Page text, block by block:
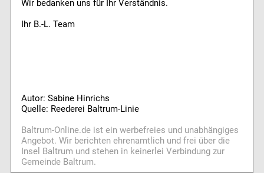
Wir bedanken uns für Ihr Verständnis.
Ihr B.-L. Team
Autor: Sabine Hinrichs
Quelle: Reederei Baltrum-Linie
Baltrum-Online.de ist ein werbefreies und unabhängiges
Angebot. Wir berichten ehrenamtlich und frei über die
Insel Baltrum und stehen in keinerlei Verbindung zur
Gemeinde Baltrum.